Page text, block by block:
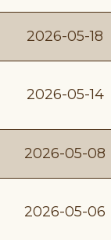
2026-05-18
2026-05-14
2026-05-08
2026-05-06